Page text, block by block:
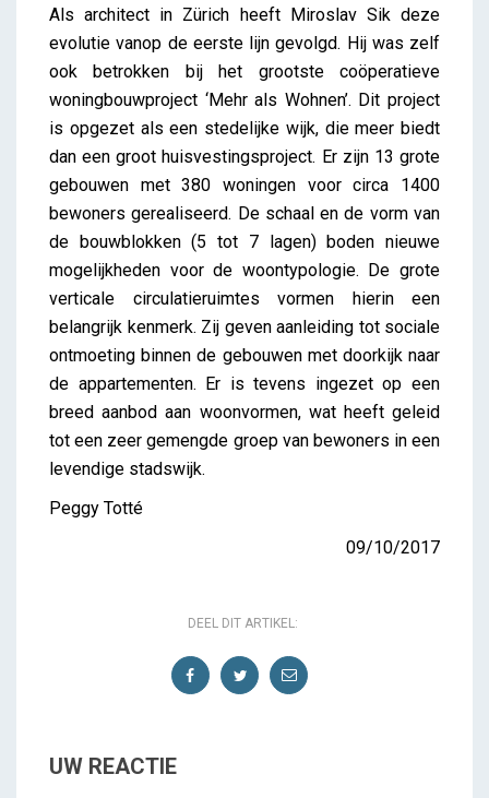
Als architect in Zürich heeft Miroslav Sik deze
evolutie vanop de eerste lijn gevolgd. Hij was zelf
ook betrokken bij het grootste coöperatieve
woningbouwproject ‘Mehr als Wohnen’. Dit project
is opgezet als een stedelijke wijk, die meer biedt
dan een groot huisvestingsproject. Er zijn 13 grote
gebouwen met 380 woningen voor circa 1400
bewoners gerealiseerd. De schaal en de vorm van
de bouwblokken (5 tot 7 lagen) boden nieuwe
mogelijkheden voor de woontypologie. De grote
verticale circulatieruimtes vormen hierin een
belangrijk kenmerk. Zij geven aanleiding tot sociale
ontmoeting binnen de gebouwen met doorkijk naar
de appartementen. Er is tevens ingezet op een
breed aanbod aan woonvormen, wat heeft geleid
tot een zeer gemengde groep van bewoners in een
levendige stadswijk.
Peggy Totté
09/10/2017
DEEL DIT ARTIKEL:
UW REACTIE